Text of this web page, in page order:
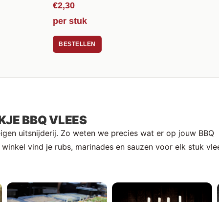
€2,30
per stuk
BESTELLEN
BBQ VLEES
uitsnijderij. Zo weten we precies wat er op jouw BBQ
vind je rubs, marinades en sauzen voor elk stuk